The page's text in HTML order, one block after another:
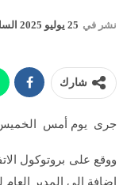
نشر في 25 يوليو 2025 الساعة 9 و 52 دقيقة
شارك
جرى يوم أمس الخميس بالرباط،
ووقع على بروتوكول
إضافة إلى المدير